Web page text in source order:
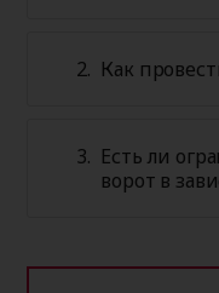
Как
Есть ли
ворот в